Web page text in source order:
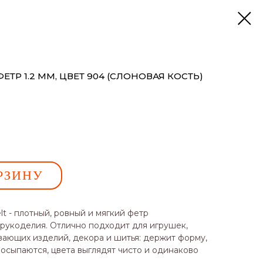
1.2 ММ, ЦВЕТ 904 (СЛОНОВАЯ КОСТЬ)
- плотный, ровный и мягкий фетр
Отлично подходит для игрушек,
изделий, декора и шитья: держит форму,
цвета выглядят чисто и одинаково